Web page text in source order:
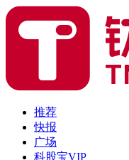
推荐
快报
广场
科股宝VIP